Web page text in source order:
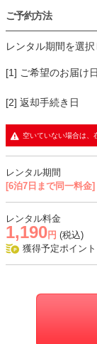
ご予約方法
レンタル期間を選
[1] ご希望のお届け日
[2] 返却手続き日
空いていない場合は、
レンタル期間
[6泊7日まで同一料金]
レンタル料金
1,190 円 (税込)
獲得予定ポイント